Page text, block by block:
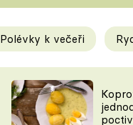
Tipy a triky
KAM ZA JÍDLEM
Polévky k večeři